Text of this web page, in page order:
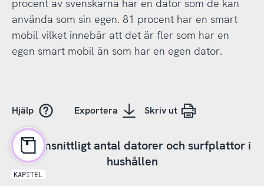
procent av svenskarna har en dator som de kan
använda som sin egen. 81 procent har en smart
mobil vilket innebär att det är fler som har en
egen smart mobil än som har en egen dator.
Hjälp Exportera Skriv ut
Genomsnittligt antal datorer och surfplattor i
hushållen
KAPITEL